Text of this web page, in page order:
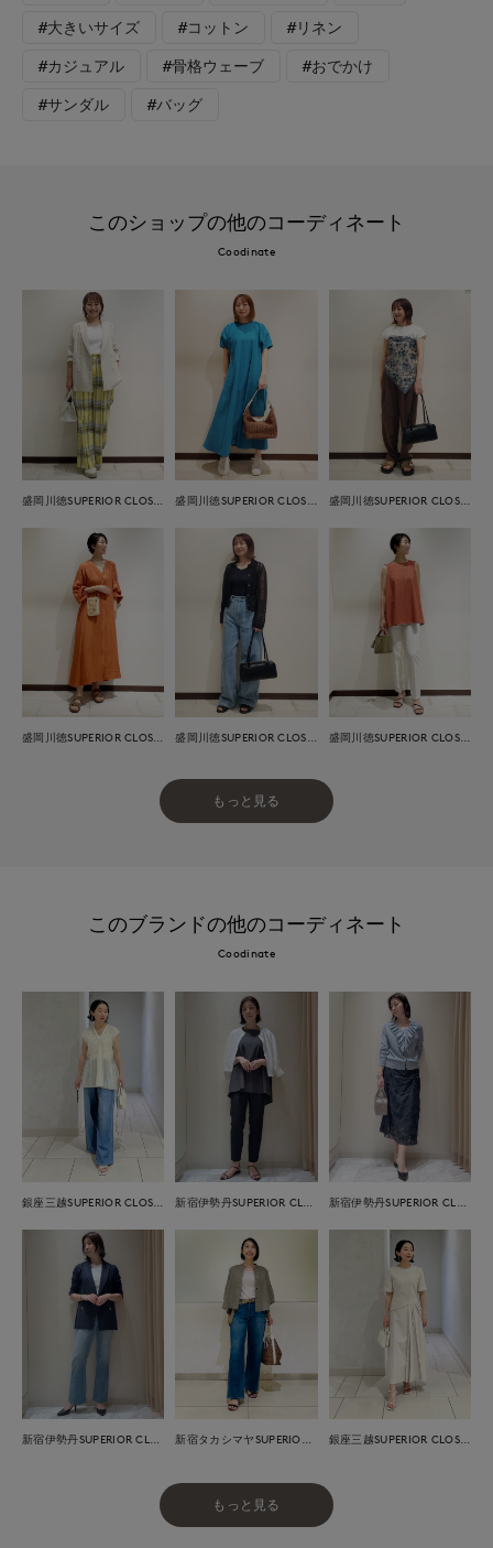
#大きいサイズ #コットン #リネン
#カジュアル #骨格ウェーブ #おでかけ
#サンダル #バッグ
このショップの他のコーディネート
Coodinate
もっと見る
このブランドの他のコーディネート
Coodinate
もっと見る